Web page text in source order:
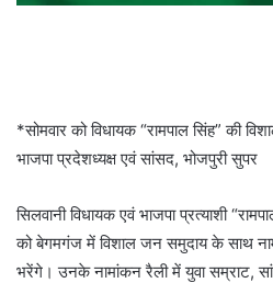
*सोमवार को विधायक “रामपाल सिंह” की
भाजपा प्रदेशध्यक्ष एवं सांसद, भोजपुरी सुपर
सिलवानी विधायक एवं भाजपा प्रत्याशी
को बेगमगंज में विशाल जन समुदाय के साथ
भरेंगे। उनके नामांकन रैली में युवा सम्राट,